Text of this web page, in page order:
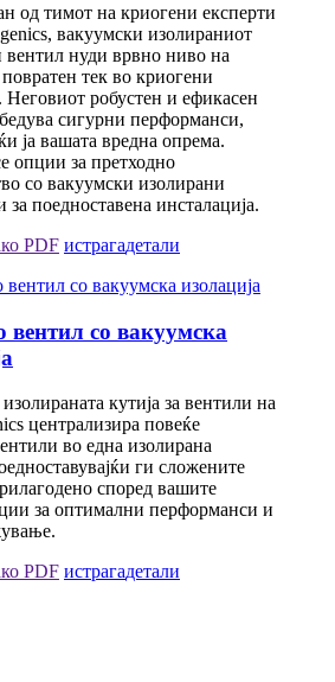
од тимот на криогени експерти
вакуумски изолираниот
вентил нуди врвно ниво на
тек во криогени
робустен и ефикасен
сигурни перформанси,
ја вашата вредна опрема.
опции за претходно
со вакуумски изолирани
за поедноставена инсталација.
PDF истрагадетали
вентил со вакуумска
кутија за вентили на
централизира повеќе
во една изолирана
ги сложените
според вашите
за оптимални перформанси и
PDF истрагадетали